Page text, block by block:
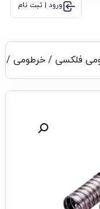
ورود | ثبت نام
فلکسی/ خرطومی/